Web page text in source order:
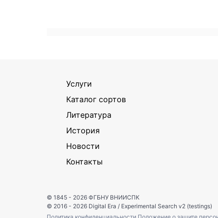
Услуги
Каталог сортов
Литература
История
Новости
Контакты
© 1845 - 2026 ФГБНУ ВНИИСПК
© 2016 - 2026 Digital Era / Experimental Search v2 (testings)